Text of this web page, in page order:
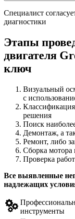
Специалист
диагностики
Этапы
двигателя
ключ
Визуальный
с
решения
Поиск
Демонтаж, а
Ремонт, либо
Сборка мотора
Проверка
Все выявленные
надлежащих
инструменты